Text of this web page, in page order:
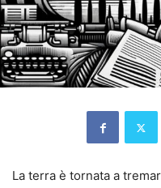
La terra è tornata a